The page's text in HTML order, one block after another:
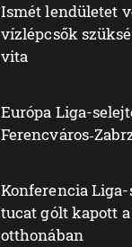
Ismét lendületet
vízlépcsők
vita
Európa Liga-
Konferencia Liga-
tucat gólt kapott
otthonában